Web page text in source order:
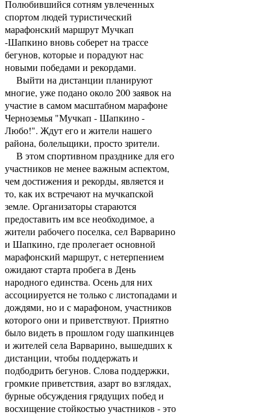
Полюбившийся сотням увлеченных
спортом людей туристический
марафонский маршрут Мучкап
-Шапкино вновь соберет на трассе
бегунов, которые и порадуют нас
новыми победами и рекордами.
Выйти на дистанции планируют
многие, уже подано около 200 заявок на
участие в самом масштабном марафоне
Черноземья "Мучкап - Шапкино -
Любо!". Ждут его и жители нашего
района, болельщики, просто зрители.
В этом спортивном празднике для его
участников не менее важным аспектом,
чем достижения и рекорды, является и
то, как их встречают на мучкапской
земле. Организаторы стараются
предоставить им все необходимое, а
жители рабочего поселка, сел Варварино
и Шапкино, где пролегает основной
марафонский маршрут, с нетерпением
ожидают старта пробега в День
народного единства. Осень для них
ассоциируется не только с листопадами и
дождями, но и с марафоном, участников
которого они и приветствуют. Приятно
было видеть в прошлом году шапкинцев
и жителей села Варварино, вышедших к
дистанции, чтобы поддержать и
подбодрить бегунов. Слова поддержки,
громкие приветствия, азарт во взглядах,
бурные обсуждения грядущих побед и
восхищение стойкостью участников - это